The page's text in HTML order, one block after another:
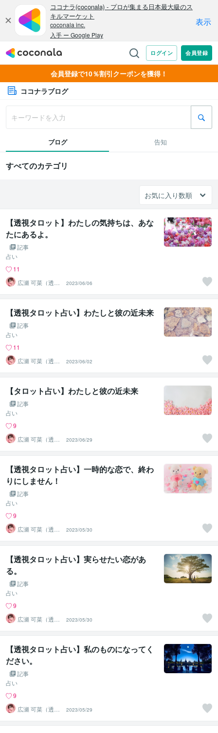
会員登録で10％割引クーポンを獲得！
ココナラブログ
ブログ 告知
すべてのカテゴリ
【透視タロット】わたしの気持ちは、あな
たにあるよ。
記事
占い
11
広瀬 可菜（透視
タロット⭐占い
師）
2023/06/06
【透視タロット占い】わたしと彼の近未来
記事
占い
11
広瀬 可菜（透視
タロット⭐占い
師）
2023/06/02
【タロット占い】わたしと彼の近未来
記事
占い
9
広瀬 可菜（透視
タロット⭐占い
師）
2023/06/29
【透視タロット占い】一時的な恋で、終わ
りにしません！
記事
占い
9
広瀬 可菜（透視
タロット⭐占い
師）
2023/05/30
【透視タロット占い】実らせたい恋があ
る。
記事
占い
9
広瀬 可菜（透視
タロット⭐占い
師）
2023/05/30
【透視タロット占い】私のものになってく
ださい。
記事
占い
9
広瀬 可菜（透視
タロット⭐占い
師）
2023/05/29